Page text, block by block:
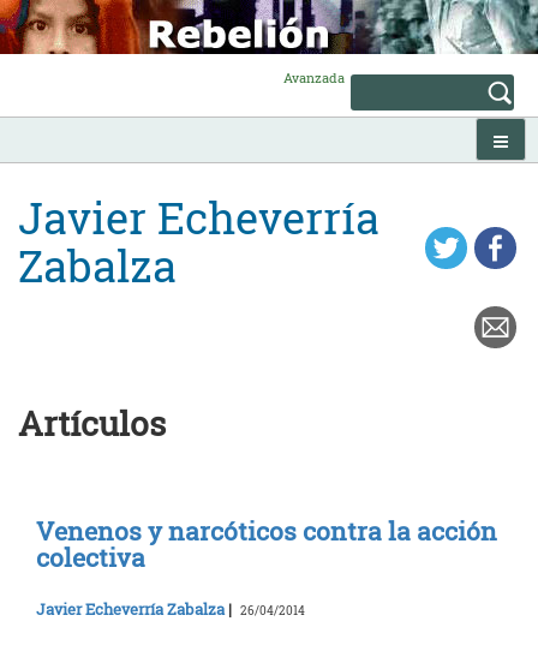
Skip
to
content
Avanzada
Javier Echeverría
Zabalza
Artículos
Venenos y narcóticos contra la acción
colectiva
Javier Echeverría Zabalza | 26/04/2014